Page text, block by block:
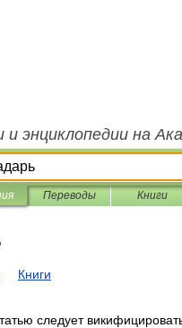
и энциклопедии на
Переводы Книги
Книги
следует